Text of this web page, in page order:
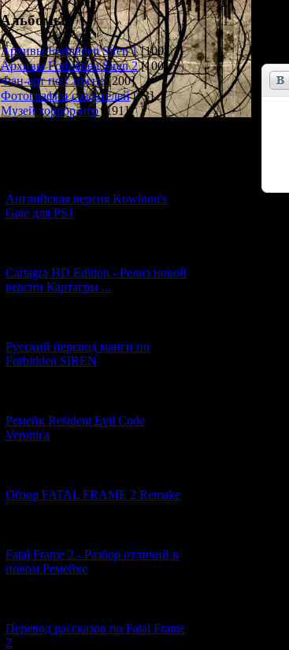
Альбомы
Архивы Forbidden Siren 1 [100]
Архивы Forbidden Siren 2 [100]
Фан-арт по Сирене [200]
Фотографии создателей [73]
Музей хоррор-игр
[191]
Английская версия Kowloon's
Gate для PS1
Cartagra HD Edition - Релиз новой
версии Картагры ...
Русский перевод манги по
Forbidden SIREN
Ремейк Resident Evil Code
Veronica
Обзор FATAL FRAME 2 Remake
Fatal Frame 2 - Разбор отличий в
новом Ремейке
Перевод рассказов по Fatal Frame
2